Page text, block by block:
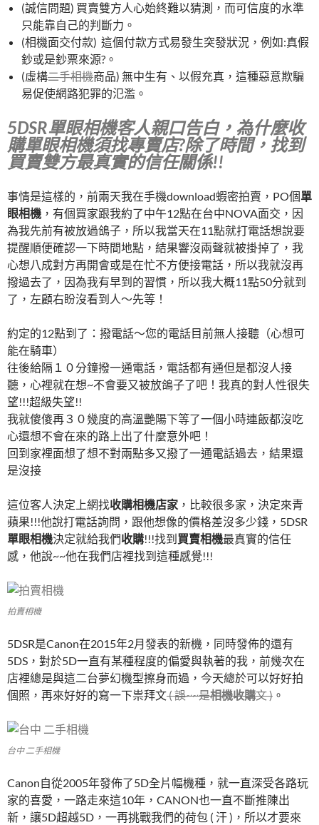
(誠信問題) 買賣雙方人心始終難以猜測，而可信度的水準
只能靠自己的判斷力。
(相機面交付款) 這個付款方式易發生突發狀況，例如:真假
鈔或是鈔票來源?。
(虛構二手相機商品) 無中生有、以假充真，這種惡意欺騙
易促使網路犯罪的氾濫。
5DSR單眼相機客人親口告白，為什麼收
購單眼相機須找專賣店?除了時間，找到
買賣雙方最真實的信任關係!!
事情是這樣的，前兩天我在手機download蝦密拍賣，PO個單
眼相機 ，有個買家跟我約了中午12點在台中NOVA面交，因
為我先前有被放過鴿子，所以我當天在11點就打電話想說要
提醒順便確認一下時間地點，結果響沒兩聲就被掛掉了，我
心想八成對方再開會或是在忙不方便接電話，所以我就沒再
撥過去了，因為我有早到的習慣，所以我大概11點50分就到
了，左顧右盼沒看到人～先等！
約定的12點到了：撥電話～您的電話目前無人接聽（心想可
能在騎車）
往後給隔１０分鐘撥一通電話，電話都有通但是都沒人接
聽，心裡就在想~不會要又被放鴿子了吧！我真的對人性很失
望!!!超級失望!!
我就傻傻再３０幾度的高溫艷陽下等了一個小時連飯都沒吃
心還想不會在來的路上出了什麼意外吧！
回到家裡面想了想不對兩點多又撥了一通電話過去，結果還
是沒接
這位客人決定上網找收購相機店家 ，比較很多家，決定來青
蘋果!!!他說打電話詢問，跟他想像的價格差沒多少錢，5DSR
單眼相機決定就給我們收購!!!找到 買賣相機最真實的信任
感，他說~~他在我們店裡找到這種感覺!!!
拍賣相機
5DSR是Canon在2015年2月發表的新機，同時發佈的還有
5DS，對於5D一直有某種程度的偏愛與執著的我，前幾次在
店裡總是與這二台夢幻機型擦身而過，今天總於可以好好拍
個照，再來好好的寫一下祟拜文( 誤~~是相機收購文 ) 。
台中 二手相機
Canon自從2005年發佈了5D全片幅機種，就一直深受各路玩
家的喜愛，一路走來這10年，CANON也一直不斷推陳出
新，讓5D超越5D，一再挑戰我們的荷包 ( 汗 )，所以才要來